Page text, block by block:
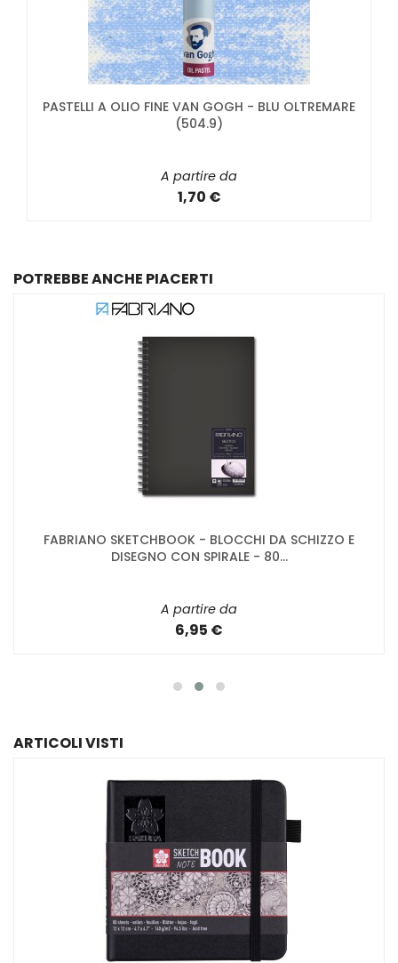
PASTELLI A OLIO FINE VAN GOGH - BLU OLTREMARE
(504.9)
A partire da
1,70 €
POTREBBE ANCHE PIACERTI
FABRIANO SKETCHBOOK - BLOCCHI DA SCHIZZO E
DISEGNO CON SPIRALE - 80...
A partire da
6,95 €
ARTICOLI VISTI